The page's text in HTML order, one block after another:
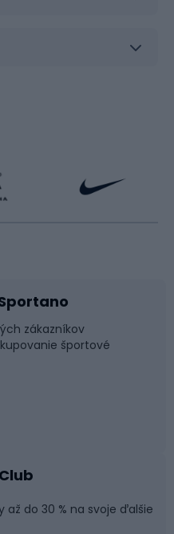
zákazníkov
športové
do 30 % na svoje ďalšie